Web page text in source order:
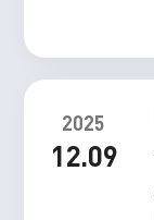
2025
12.09